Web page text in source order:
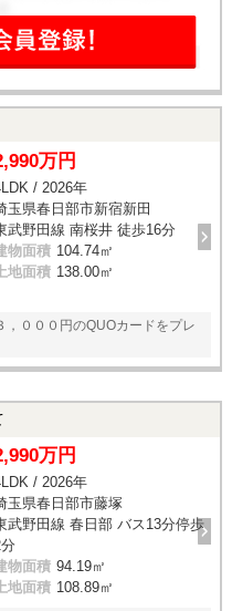
万円
/ 2026年
玉県春日部市新宿新田
武野田線 南桜井 徒歩16分
物面積 104.74㎡
地面積 138.00㎡
０００円のQUOカードをプレ
万円
/ 2026年
玉県春日部市藤塚
武野田線 春日部 バス13分停歩
物面積 94.19㎡
地面積 108.89㎡